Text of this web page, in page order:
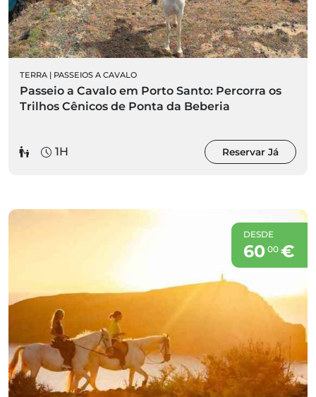
TERRA | PASSEIOS A CAVALO
Passeio a Cavalo em Porto Santo: Percorra os
Trilhos Cênicos de Ponta da Beberia
1H Reservar Já
DESDE
60 00€